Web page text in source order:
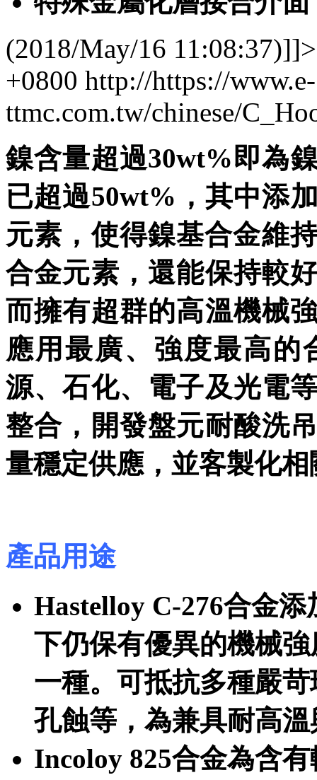
(2018/May/16 11:08:37)]]>
+0800 http://https://www.e-
ttmc.com.tw/chinese/
鎳含量超過30wt%即為
已超過50wt%，其中添
元素，使得鎳基合金維
合金元素，還能保持較
而擁有超群的高溫機械
應用最廣、強度最高的
源、石化、電子及光電
整合，開發盤元耐酸洗
量穩定供應，並客製化
產品用途
Hastelloy C-276合金
下仍保有優異的機械
一種。可抵抗多種嚴
孔蝕等，為兼具耐高
Incoloy 825合金為含